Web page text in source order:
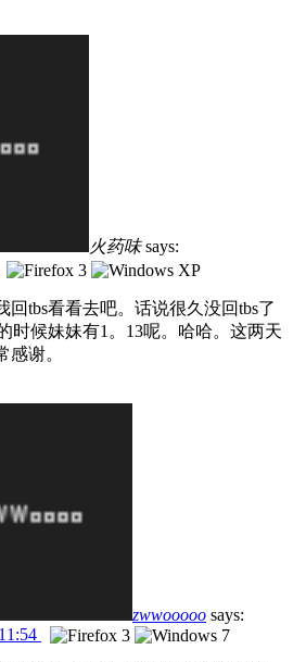
火药味 says:
回tbs看看去吧。话说很久没回tbs了
时候妹妹有1。13呢。哈哈。这两天
感谢。
zwwooooo says: